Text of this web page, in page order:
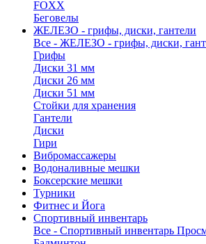
FOXX
Беговелы
ЖЕЛЕЗО - грифы, диски, гантели
Все - ЖЕЛЕЗО - грифы, диски,
Грифы
Диски 31 мм
Диски 26 мм
Диски 51 мм
Стойки для хранения
Гантели
Диски
Гири
Вибромассажеры
Водоналивные мешки
Боксерские мешки
Турники
Фитнес и Йога
Спортивный инвентарь
Все - Спортивный инвентарь